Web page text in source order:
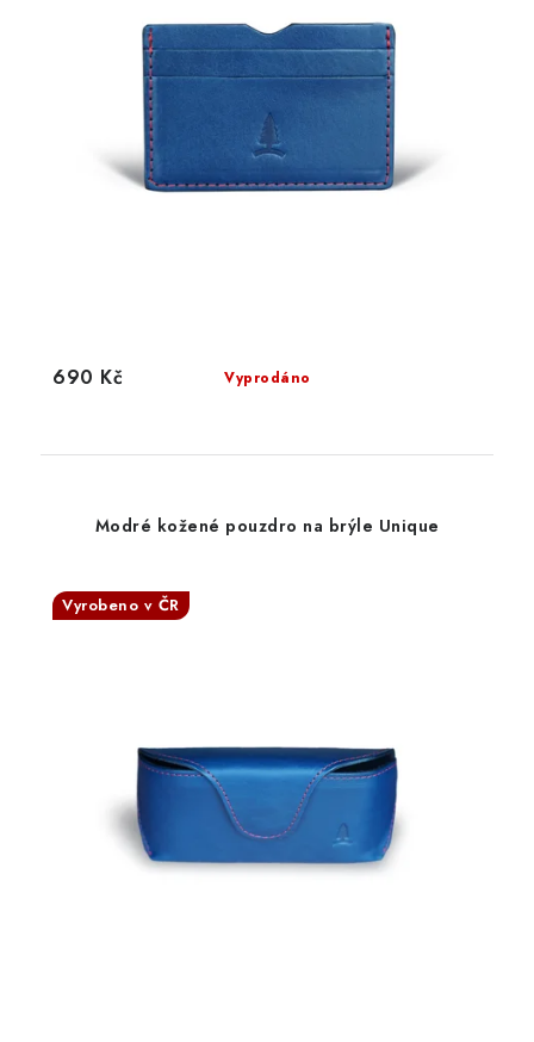
Vyprodáno
690 Kč
Modré kožené pouzdro na brýle Unique
Vyrobeno v ČR